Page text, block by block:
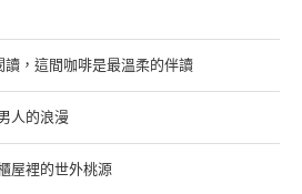
，這間咖啡是最溫柔的伴讀
人的浪漫
屋裡的世外桃源